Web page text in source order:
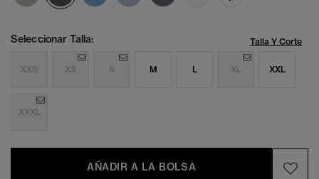
Seleccionar Talla: Talla Y Corte
XXS XS S M L XL XXL
XXXL
AÑADIR A LA BOLSA